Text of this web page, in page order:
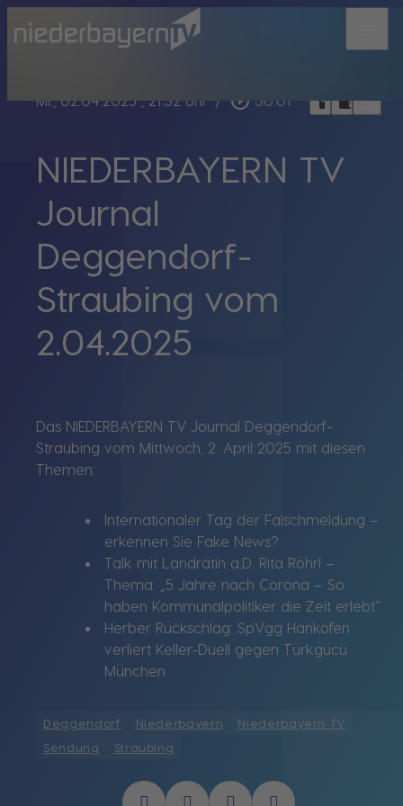
Mi., 02.04.2025, 21:32 Uhr / play_circle_outline 30:01 headphoneschrome_reader_modebookmark_border
NIEDERBAYERN TV
Journal
Deggendorf-
Straubing vom
2.04.2025
Das NIEDERBAYERN TV Journal Deggendorf-
Straubing vom Mittwoch, 2. April 2025 mit diesen
Themen:
Internationaler Tag der Falschmeldung –
erkennen Sie Fake News?
Talk mit Landrätin a.D. Rita Röhrl –
Thema: „5 Jahre nach Corona – So
haben Kommunalpolitiker die Zeit erlebt“
Herber Rückschlag: SpVgg Hankofen
verliert Keller-Duell gegen Türkgücü
München
Deggendorf Niederbayern
Niederbayern TV
Sendung
Straubing